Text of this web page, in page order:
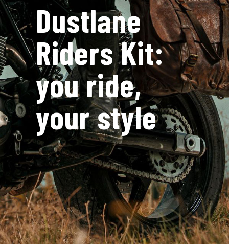
Dustlane
Riders Kit:
you ride,
your style